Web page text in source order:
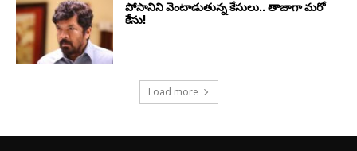
పోసానిని వెంటాడుతున్న కేసులు.. తాజాగా మరో
కేసు!
Load more